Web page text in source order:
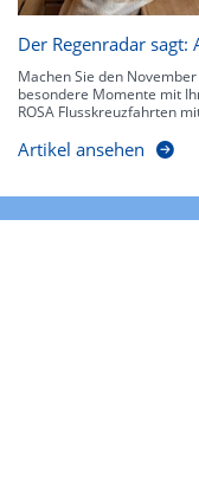
Der Regenradar sagt:
Machen Sie den
besondere Momente mit
ROSA Flusskreuzfahrten
Artikel ansehen